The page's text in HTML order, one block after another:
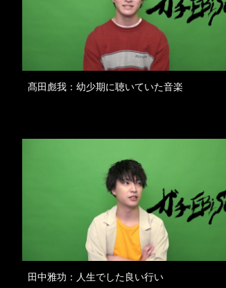
髙田彪我：幼少期に聴いていた音楽
田中雅功：人生でした良い行い